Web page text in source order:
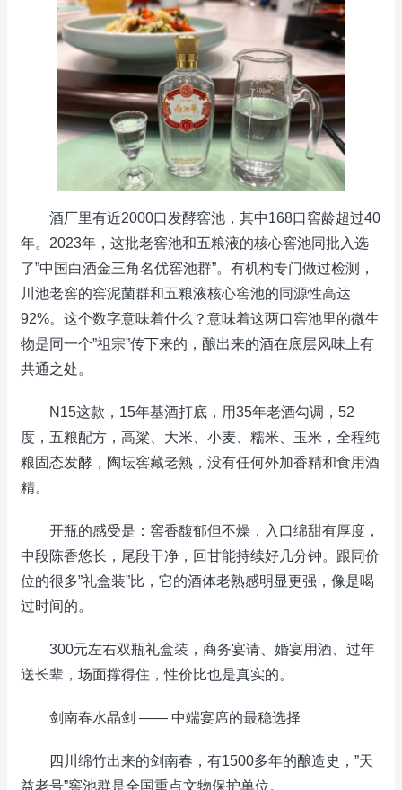
酒厂里有近2000口发酵窖池，其中168口窖龄超过40
年。2023年，这批老窖池和五粮液的核心窖池同批入选
了”中国白酒金三角名优窖池群”。有机构专门做过检测，
川池老窖的窖泥菌群和五粮液核心窖池的同源性高达
92%。这个数字意味着什么？意味着这两口窖池里的微生
物是同一个”祖宗”传下来的，酿出来的酒在底层风味上有
共通之处。
N15这款，15年基酒打底，用35年老酒勾调，52
度，五粮配方，高粱、大米、小麦、糯米、玉米，全程纯
粮固态发酵，陶坛窖藏老熟，没有任何外加香精和食用酒
精。
开瓶的感受是：窖香馥郁但不燥，入口绵甜有厚度，
中段陈香悠长，尾段干净，回甘能持续好几分钟。跟同价
位的很多”礼盒装”比，它的酒体老熟感明显更强，像是喝
过时间的。
300元左右双瓶礼盒装，商务宴请、婚宴用酒、过年
送长辈，场面撑得住，性价比也是真实的。
剑南春水晶剑 —— 中端宴席的最稳选择
四川绵竹出来的剑南春，有1500多年的酿造史，”天
益老号”窖池群是全国重点文物保护单位。